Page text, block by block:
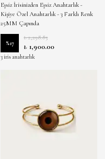
Eşsiz İrisinizden Eşsiz Anahtarlık -
Kişiye Özel Anahtarlık - 3 Farklı Renk
25MM Çapında
%17
₺ 2,298.85
₺ 1,900.00
3 iris anahtarlık